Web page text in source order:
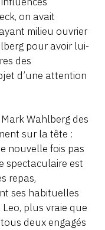
on avait
milieu ouvrier
pour avoir lui-
des
d’une attention
Wahlberg des
sur la tête :
nouvelle fois pas
spectaculaire est
repas,
ses habituelles
plus vraie que
deux engagés